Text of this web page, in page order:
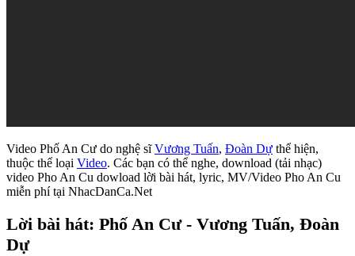
Video Phố An Cư do nghệ sĩVương Tuấn, Đoàn Dự thể hiện,
thuộc thể loại Video. Các bạn có thể nghe, download (tải nhạc)
video Pho An Cu dowload lời bài hát, lyric, MV/Video Pho An Cu
miễn phí tại NhacDanCa.Net
Lời bài hát: Phố An Cư - Vương Tuấn, Đoàn
Dự